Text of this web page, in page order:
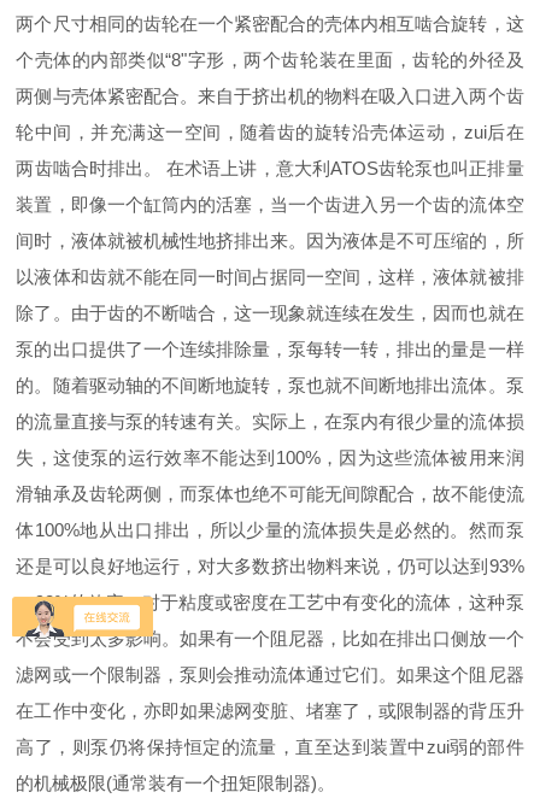
两个尺寸相同的齿轮在一个紧密配合的壳体内相互啮合旋转，这
个壳体的内部类似“8"字形，两个齿轮装在里面，齿轮的外径及
两侧与壳体紧密配合。来自于挤出机的物料在吸入口进入两个齿
轮中间，并充满这一空间，随着齿的旋转沿壳体运动，zui后在
两齿啮合时排出。 在术语上讲，意大利ATOS齿轮泵也叫正排量
装置，即像一个缸筒内的活塞，当一个齿进入另一个齿的流体空
间时，液体就被机械性地挤排出来。因为液体是不可压缩的，所
以液体和齿就不能在同一时间占据同一空间，这样，液体就被排
除了。由于齿的不断啮合，这一现象就连续在发生，因而也就在
泵的出口提供了一个连续排除量，泵每转一转，排出的量是一样
的。随着驱动轴的不间断地旋转，泵也就不间断地排出流体。泵
的流量直接与泵的转速有关。实际上，在泵内有很少量的流体损
失，这使泵的运行效率不能达到100%，因为这些流体被用来润
滑轴承及齿轮两侧，而泵体也绝不可能无间隙配合，故不能使流
体100%地从出口排出，所以少量的流体损失是必然的。然而泵
还是可以良好地运行，对大多数挤出物料来说，仍可以达到93%
～98%的效率。对于粘度或密度在工艺中有变化的流体，这种泵
不会受到太多影响。如果有一个阻尼器，比如在排出口侧放一个
滤网或一个限制器，泵则会推动流体通过它们。如果这个阻尼器
在工作中变化，亦即如果滤网变脏、堵塞了，或限制器的背压升
高了，则泵仍将保持恒定的流量，直至达到装置中zui弱的部件
的机械极限(通常装有一个扭矩限制器)。